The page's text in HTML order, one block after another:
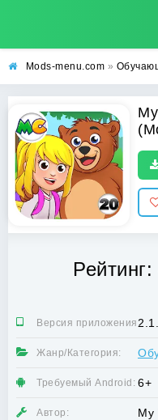
Mods-menu.com »
Версия приложения:
Жанр/Категория:
Требуемый Android: 6+
Автор: My